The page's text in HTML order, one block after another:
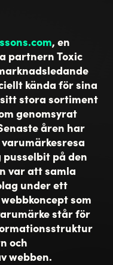
, en
partnern Toxic
kända för sina
stora sortiment
genomsyrat
åren har
på den
var att samla
under ett
som
står för
och
webben.